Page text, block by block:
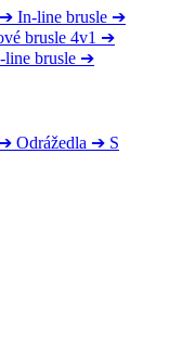
➔ In-line brusle ➔
brusle 4v1 ➔
line brusle ➔
➔ Odrážedla ➔ S